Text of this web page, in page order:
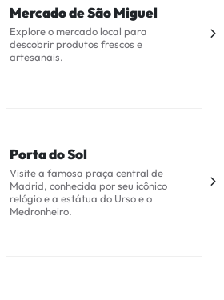
Mercado de São Miguel
Explore o mercado local para
descobrir produtos frescos e
artesanais.
Porta do Sol
Visite a famosa praça central de
Madrid, conhecida por seu icônico
relógio e a estátua do Urso e o
Medronheiro.